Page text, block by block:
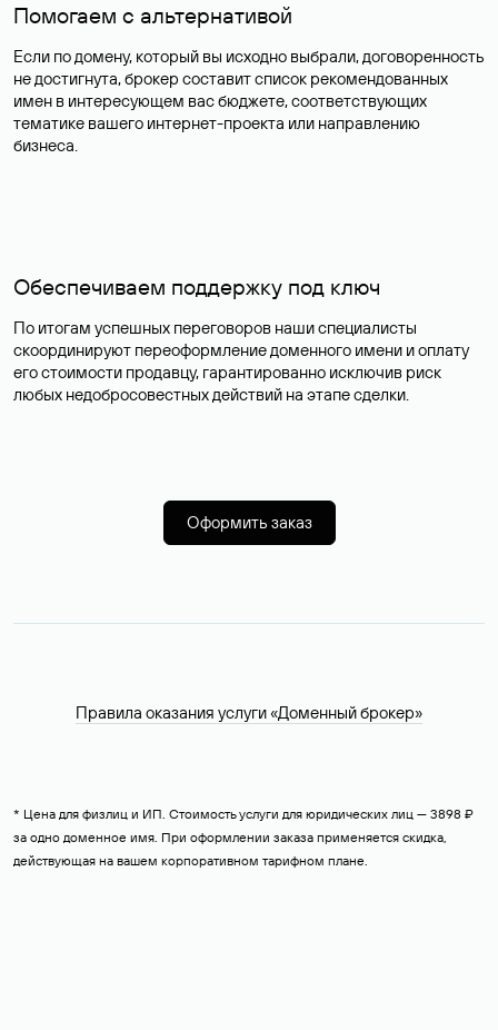
Помогаем с альтернативой
Если по домену, который вы исходно выбрали, договоренность
не достигнута, брокер составит список рекомендованных
имен в интересующем вас бюджете, соответствующих
тематике вашего интернет-проекта или направлению
бизнеса.
Обеспечиваем поддержку под ключ
По итогам успешных переговоров наши специалисты
скоординируют переоформление доменного имени и оплату
его стоимости продавцу, гарантированно исключив риск
любых недобросовестных действий на этапе сделки.
Оформить заказ
Правила оказания услуги «Доменный брокер»
* Цена для физлиц и ИП. Стоимость услуги для юридических лиц — 3898 ₽
за одно доменное имя. При оформлении заказа применяется скидка,
действующая на вашем корпоративном тарифном плане.